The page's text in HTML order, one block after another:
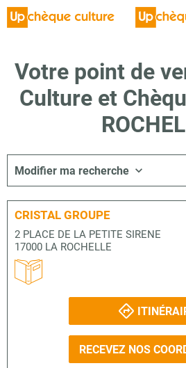
Votre point de
Culture et
Modifier ma recherche
CRISTAL GROUPE
2 PLACE DE LA PETITE SIRENE
17000 LA ROCHELLE
RECEVEZ NOS